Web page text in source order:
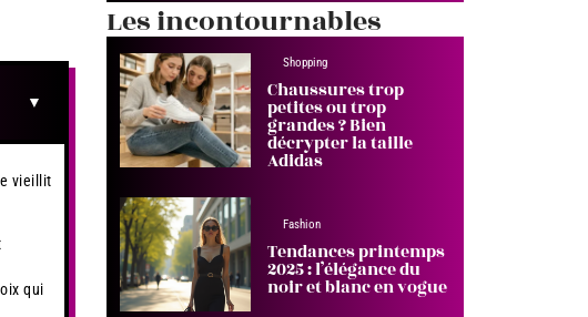
vieillit
qui
Les incontournables
Shopping
Chaussures trop
petites ou trop
grandes ? Bien
décrypter la taille
Adidas
Fashion
Tendances printemps
2025 : l’élégance du
noir et blanc en vogue